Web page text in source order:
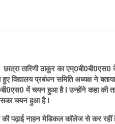
तारिणी ठाकुर का
विद्यालय प्रबंधन समिति अध्यक्ष ने
में चयन हुआ है I उन्होंने कहा की
उसका चयन हुआ है I
की पढ़ाई नाहन मेडिकल कॉलेज से कर रहीं